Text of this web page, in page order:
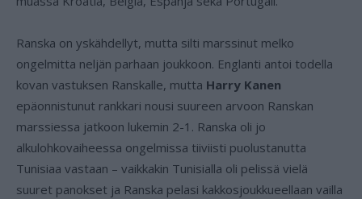
Ranska on yskähdellyt, mutta silti marssinut melko
ongelmitta neljän parhaan joukkoon. Englanti antoi todella
kovan vastuksen Ranskalle, mutta Harry Kanen
epäonnistunut rankkari nousi suureen arvoon Ranskan
marssiessa jatkoon lukemin 2-1. Ranska oli jo
alkulohkovaiheessa ongelmissa tiiviisti puolustanutta
Tunisiaa vastaan – vaikkakin Tunisialla oli pelissä vielä
suuret panokset ja Ranska pelasi kakkosjoukkueellaan vailla